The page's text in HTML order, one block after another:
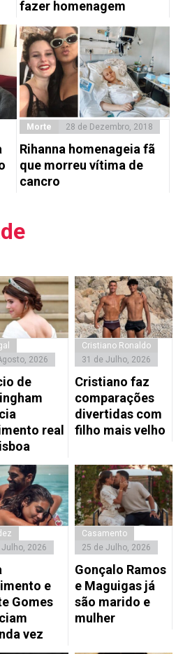
fazer homenagem
Morte 28 de Dezembro, 2018
Rihanna homenageia fã
que morreu vítima de
cancro
2026
de
real
Cristiano Ronaldo
31 de Julho, 2026
Cristiano faz
comparações
divertidas com
filho mais velho
Julho, 2026
e
Gomes
vez
Casamento
25 de Julho, 2026
Gonçalo Ramos
e Maguigas já
são marido e
mulher